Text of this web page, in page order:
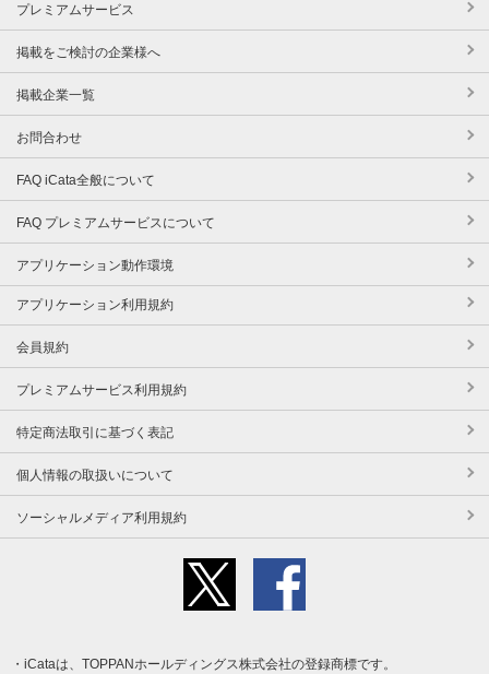
プレミアムサービス
掲載をご検討の企業様へ
掲載企業一覧
お問合わせ
FAQ iCata全般について
FAQ プレミアムサービスについて
アプリケーション動作環境
アプリケーション利用規約
会員規約
プレミアムサービス利用規約
特定商法取引に基づく表記
個人情報の取扱いについて
ソーシャルメディア利用規約
iCataは、TOPPANホールディングス株式会社の登録商標です。